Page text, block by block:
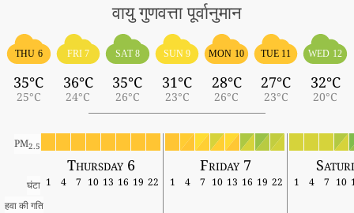
वायु गुणवत्ता पूर्वानुमान
THU 6
35°C
25°C
FRI 7
36°C
24°C
SAT 8
35°C
26°C
SUN 9
31°C
23°C
MON 10
28°C
26°C
TUE 11
27°C
23°C
WED 12
32°C
20°C
PM2.5
Thursday 6 Friday 7
घंटा 1 4 7 10 13 16 19 22 1 4 7 10 13 16 19 22 1 4 7 10
हवा की गति